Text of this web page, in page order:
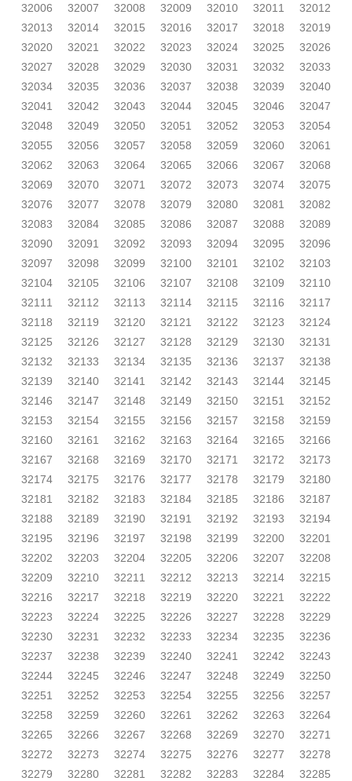
32006
32007 32008 32009 32010 32011
32012
32013
32014 32015 32016 32017 32018
32019
32020
32021 32022 32023 32024 32025
32026
32027
32028 32029 32030 32031 32032
32033
32034
32035 32036 32037 32038 32039
32040
32041
32042 32043 32044 32045 32046
32047
32048
32049 32050 32051 32052 32053
32054
32055
32056 32057 32058 32059 32060
32061
32062
32063 32064 32065 32066 32067
32068
32069
32070 32071 32072 32073 32074
32075
32076
32077 32078 32079 32080 32081
32082
32083
32084 32085 32086 32087 32088
32089
32090
32091 32092 32093 32094 32095
32096
32097
32098 32099 32100 32101 32102
32103
32104
32105 32106 32107 32108 32109
32110
32111
32112 32113 32114 32115 32116
32117
32118
32119 32120 32121 32122 32123
32124
32125
32126 32127 32128 32129 32130
32131
32132
32133 32134 32135 32136 32137
32138
32139
32140 32141 32142 32143 32144
32145
32146
32147 32148 32149 32150 32151
32152
32153
32154 32155 32156 32157 32158
32159
32160
32161 32162 32163 32164 32165
32166
32167
32168 32169 32170 32171 32172
32173
32174
32175 32176 32177 32178 32179
32180
32181
32182 32183 32184 32185 32186
32187
32188
32189 32190 32191 32192 32193
32194
32195
32196 32197 32198 32199 32200
32201
32202
32203 32204 32205 32206 32207
32208
32209
32210 32211 32212 32213 32214
32215
32216
32217 32218 32219 32220 32221
32222
32223
32224 32225 32226 32227 32228
32229
32230
32231 32232 32233 32234 32235
32236
32237
32238 32239 32240 32241 32242
32243
32244
32245 32246 32247 32248 32249
32250
32251
32252 32253 32254 32255 32256
32257
32258
32259 32260 32261 32262 32263
32264
32265
32266 32267 32268 32269 32270
32271
32272
32273 32274 32275 32276 32277
32278
32279
32280 32281 32282 32283 32284
32285